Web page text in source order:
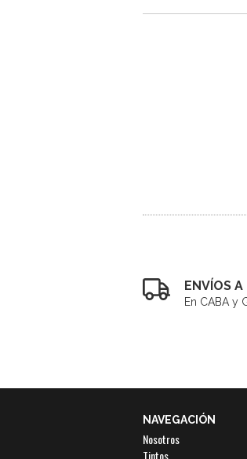
ENVÍOS
En CABA y
NAVEGACIÓN
Nosotros
Tintos